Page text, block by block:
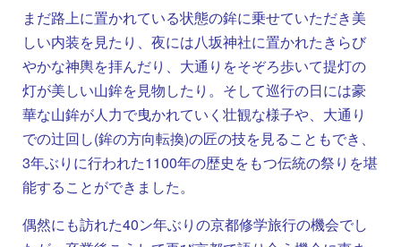
まだ路上に置かれている状態の鉾に乗せていただき美
しい内装を見たり、夜には八坂神社に置かれたきらび
やかな神輿を拝んだり、大通りをそぞろ歩いて提灯の
灯が美しい山鉾を見物したり。そして巡行の日には豪
華な山鉾が人力で曳かれていく壮観な様子や、大通り
での辻回し(鉾の方向転換)の匠の技を見ることもでき、
3年ぶりに行われた1100年の歴史をもつ伝統の祭りを堪
能することができました。
偶然にも訪れた40ン年ぶりの京都修学旅行の機会でし